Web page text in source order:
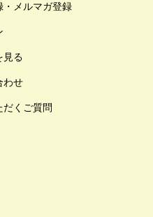
・メルマガ登録
見る
わせ
だくご質問